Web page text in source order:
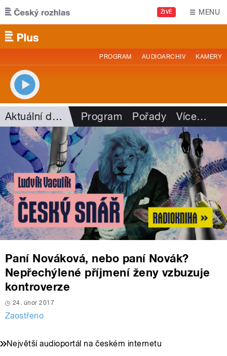
Přejít k hlavnímu obsahu
ŽIVĚ MENU
PROGRAM AUDIOARCHIV KAMERY
Aktuální dění Program Pořady Více…
Paní Nováková, nebo paní Novák?
Nepřechýlené příjmení ženy vzbuzuje
kontroverze
24. únor 2017
Zaostřeno
Největší audioportál na českém internetu